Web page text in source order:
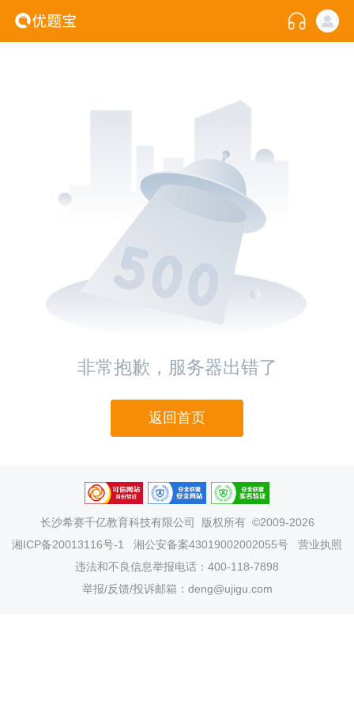
非常抱歉，服务器出错了
返回首页
长沙希赛千亿教育科技有限公司
版权所有 ©2009-2026
湘ICP备20013116号-1
湘公安备案43019002002055号
营业执照
违法和不良信息举报电话：400-118-7898
举报/反馈/投诉邮箱：deng@ujigu.com